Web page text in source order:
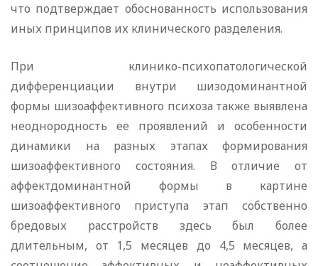
что подтверждает обоснованность использования
иных принципов их клинического разделения.
При клинико-психопатологической
дифференциации внутри шизодоминантной
формы шизоаффективного психоза также выявлена
неоднородность ее проявлений и особенности
динамики на разных этапах формирования
шизоаффективного состояния. В отличие от
аффектдоминантной формы в картине
шизоаффективного приступа этап собственно
бредовых расстройств здесь был более
длительным, от 1,5 месяцев до 4,5 месяцев, а